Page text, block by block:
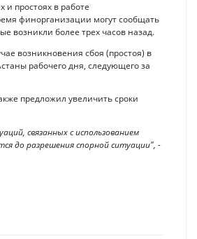
и простоях в работе
финорганизации могут сообщать
возникли более трех часов назад.
возникновения сбоя (простоя) в
рабочего дня, следующего за
предложил увеличить сроки
связанных с использованием
до разрешения спорной ситуации", -